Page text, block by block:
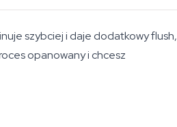
szybciej i daje dodatkowy flush,
opanowany i chcesz